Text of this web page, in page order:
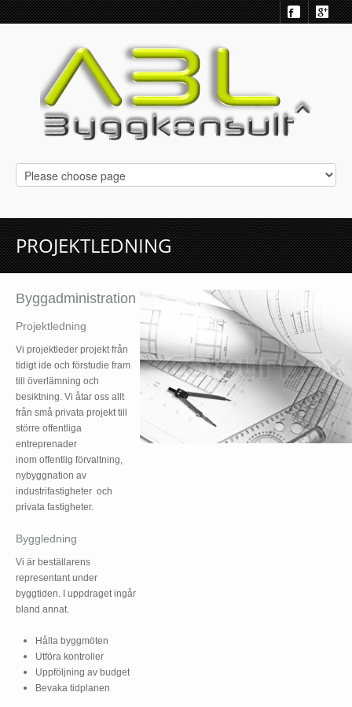
PROJEKTLEDNING
Byggadministration
Projektledning
Vi projektleder projekt från
tidigt ide och förstudie fram
till överlämning och
besiktning. Vi åtar oss allt
från små privata projekt till
större offentliga
entreprenader
inom offentlig förvaltning,
nybyggnation av
industrifastigheter och
privata fastigheter.
Byggledning
Vi är beställarens
representant under
byggtiden. I uppdraget ingår
bland annat.
Hålla byggmöten
Utföra kontroller
Uppföljning av budget
Bevaka tidplanen